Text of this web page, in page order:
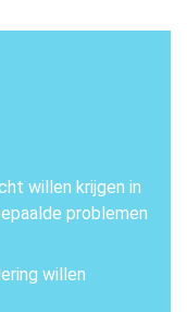
willen krijgen in
problemen
willen